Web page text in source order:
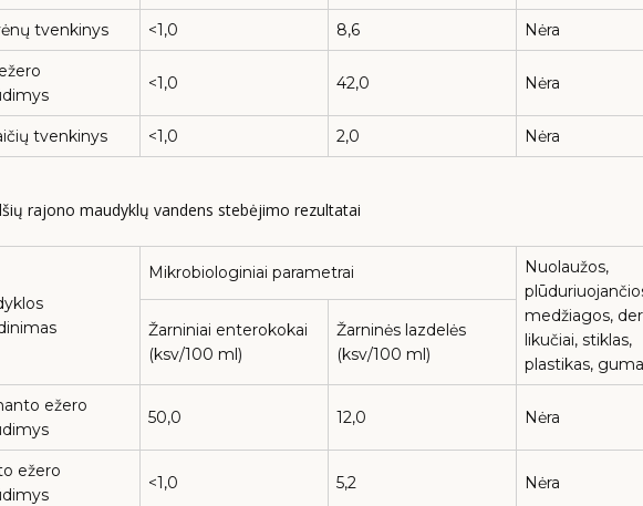
tvenkinys <1,0 8,6 Nėra
<1,0 42,0 Nėra
tvenkinys <1,0 2,0 Nėra
rajono maudyklų vandens stebėjimo rezultatai
Mikrobiologiniai parametrai
Nuolaužos,
medžiagos,
likučiai, stiklas,
plastikas, guma
Žarniniai enterokokai
(ksv/100 ml)
Žarninės lazdelės
(ksv/100 ml)
ežero
50,0 12,0 Nėra
ežero
<1,0 5,2 Nėra